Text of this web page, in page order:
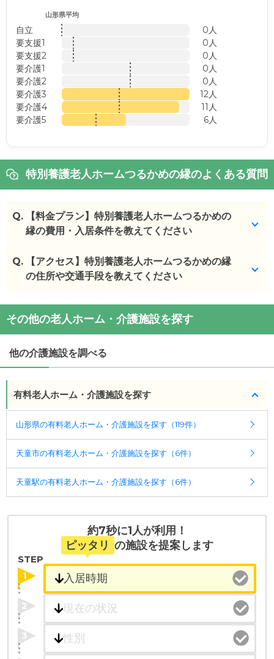
山形県平均
自立
0人
要支援1
0人
要支援2
0人
要介護1
0人
要介護2
0人
要介護3
12人
要介護4
11人
要介護5
6人
特別養護老人ホームつるかめの縁のよくある質問
Q.
【料金プラン】特別養護老人ホームつるかめの
縁の費用・入居条件を教えてください
特別養護老人ホームつるかめの縁の入居金・月額料
金は次のとおりです。
・月額費用が10.4万円
・要介護度：要介護1、要介護2、要介護3、要介護
ケアスル 介護では詳細な料金プラン
す。詳しくはこちら。
・経験豊富な入居相談員が完全無料で施設探しをサ
入居相談： 0120-579-721 （無料）
・全国10000件の介護施設情報を掲載
幅広い選択肢の中から、条件にあった施設を選ぶ
ことができます。
・こだわりの条件や医療体制から施設を探せる
たとえば「カラオケ」「麻雀」が楽しめる施設、
「夫婦入居可」の施設、「看取り可」の施設など、
医療・看護体制から施設を探すこともできます。
Q.
【アクセス】特別養護老人ホームつるかめの縁
の住所や交通手段を教えてください
特別養護老人ホームつるかめの縁の交通アクセス
・住所：山形県天童市小関77-1
・最寄り駅：
その他の老人ホーム・介護施設を探す
他の介護施設を調べる
有料老人ホーム・介護施設を探す
山形県の有料老人ホーム・介護施設を探す（119件）
天童市の有料老人ホーム・介護施設を探す（6件）
天童駅の有料老人ホーム・介護施設を探す（6件）
約7秒に1人が利用！
ピッタリ の施設を提案します
STEP
1
2
3